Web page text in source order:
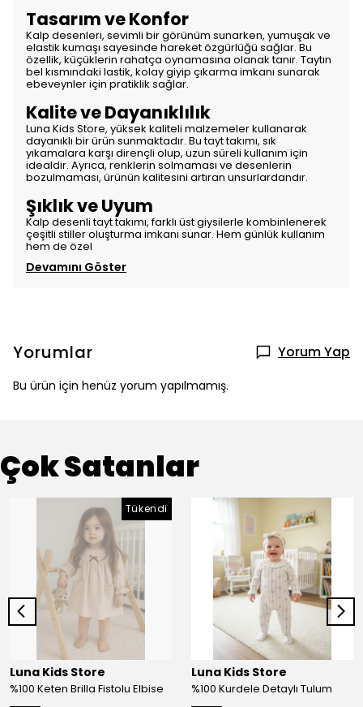
Tasarım ve Konfor
Kalp desenleri, sevimli bir görünüm sunarken, yumuşak ve
elastik kumaşı sayesinde hareket özgürlüğü sağlar. Bu
özellik, küçüklerin rahatça oynamasına olanak tanır. Taytın
bel kısmındaki lastik, kolay giyip çıkarma imkanı sunarak
ebeveynler için pratiklik sağlar.
Kalite ve Dayanıklılık
Luna Kids Store, yüksek kaliteli malzemeler kullanarak
dayanıklı bir ürün sunmaktadır. Bu tayt takımı, sık
yıkamalara karşı dirençli olup, uzun süreli kullanım için
idealdir. Ayrıca, renklerin solmaması ve desenlerin
bozulmaması, ürünün kalitesini artıran unsurlardandır.
Şıklık ve Uyum
Kalp desenli tayt takımı, farklı üst giysilerle kombinlenerek
çeşitli stiller oluşturma imkanı sunar. Hem günlük kullanım
hem de özel
Devamını Göster
Yorumlar Yorum Yap
Bu ürün için henüz yorum yapılmamış.
Çok Satanlar
Tükendi
Luna Kids Store
%100 Keten Brilla Fistolu Elbise
Luna Kids Store
%100 Kurdele Detaylı Tulum